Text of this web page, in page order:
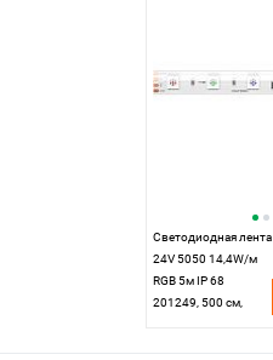
Светодиодная лента
24V 5050 14,4W/м
RGB 5м IP 68
201249, 500 см,